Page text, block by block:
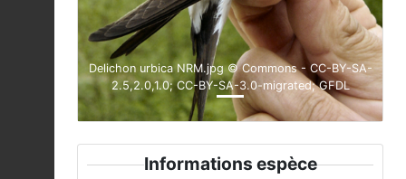
Delichon urbica NRM.jpg © Commons - CC-BY-SA-
2.5,2.0,1.0; CC-BY-SA-3.0-migrated; GFDL
Informations espèce